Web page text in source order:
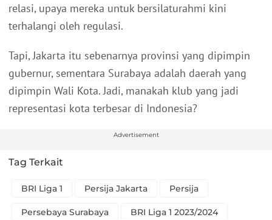
relasi, upaya mereka untuk bersilaturahmi kini
terhalangi oleh regulasi.
Tapi, Jakarta itu sebenarnya provinsi yang dipimpin
gubernur, sementara Surabaya adalah daerah yang
dipimpin Wali Kota. Jadi, manakah klub yang jadi
representasi kota terbesar di Indonesia?
Advertisement
Tag Terkait
BRI Liga 1 Persija Jakarta Persija
Persebaya Surabaya BRI Liga 1 2023/2024